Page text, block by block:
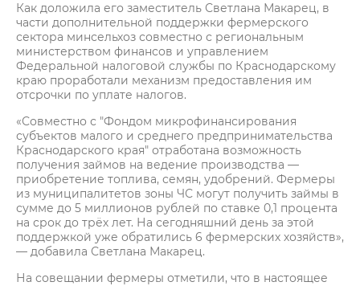
Как доложила его заместитель Светлана Макарец, в
части дополнительной поддержки фермерского
сектора минсельхоз совместно с региональным
министерством финансов и управлением
Федеральной налоговой службы по Краснодарскому
краю проработали механизм предоставления им
отсрочки по уплате налогов.
«Совместно с "Фондом микрофинансирования
субъектов малого и среднего предпринимательства
Краснодарского края" отработана возможность
получения займов на ведение производства —
приобретение топлива, семян, удобрений. Фермеры
из муниципалитетов зоны ЧС могут получить займы в
сумме до 5 миллионов рублей по ставке 0,1 процента
на срок до трёх лет. На сегодняшний день за этой
поддержкой уже обратились 6 фермерских хозяйств»,
— добавила Светлана Макарец.
На совещании фермеры отметили, что в настоящее